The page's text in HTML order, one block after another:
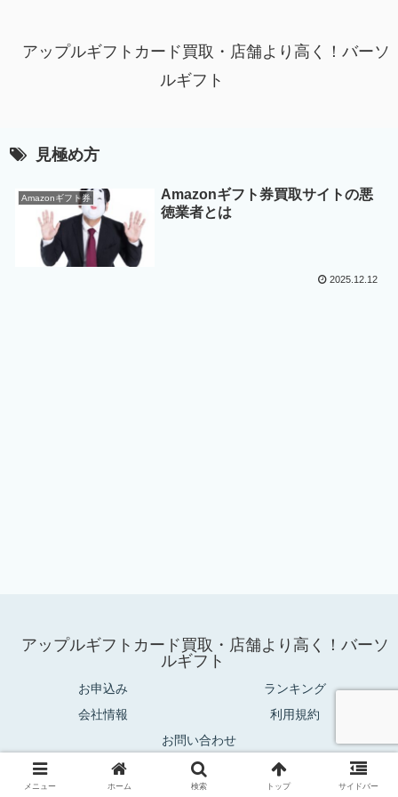
アップルギフトカード買取・店舗より高く！バーソ
ルギフト
見極め方
Amazonギフト券
Amazonギフト券買取サイトの悪
徳業者とは
2025.12.12
アップルギフトカード買取・店舗より高く！バーソ
ルギフト
お申込み
ランキング
会社情報
利用規約
お問い合わせ
© 2025 アップルギフトカード買取・店舗より高く！バーソルギフト.
メニュー ホーム 検索 トップ サイドバー